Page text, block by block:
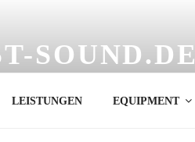
SOUND.DE
LEISTUNGEN EQUIPMENT